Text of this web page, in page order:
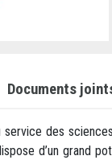
Documents
des
d’un grand